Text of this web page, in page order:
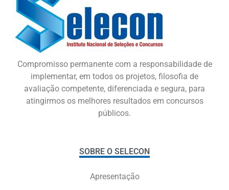
Compromisso permanente com a responsabilidade de
implementar, em todos os projetos, filosofia de
avaliação competente, diferenciada e segura, para
atingirmos os melhores resultados em concursos
públicos.
SOBRE O SELECON
Apresentação